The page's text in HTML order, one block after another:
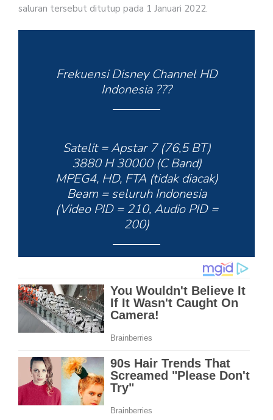
saluran tersebut ditutup pada 1 Januari 2022.
Frekuensi Disney Channel HD
Indonesia ???
Satelit = Apstar 7 (76,5 BT)
3880 H 30000 (C Band)
MPEG4, HD, FTA (tidak diacak)
Beam = seluruh Indonesia
(Video PID = 210, Audio PID =
200)